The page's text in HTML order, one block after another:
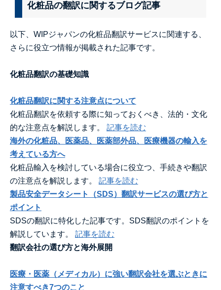
化粧品の翻訳に関するブログ記事
以下、WIPジャパンの化粧品翻訳サービスに関連する、
さらに役立つ情報が掲載された記事です。
化粧品翻訳の基礎知識
化粧品翻訳に関する注意点について
化粧品翻訳を依頼する際に知っておくべき、法的・文化
的な注意点を解説します。 記事を読む
海外の化粧品、医薬品、医薬部外品、医療機器の輸入を
考えている方へ
化粧品輸入を検討している場合に役立つ、手続きや翻訳
の注意点を解説します。 記事を読む
製品安全データシート（SDS）翻訳サービスの選び方と
ポイント
SDSの翻訳に特化した記事です。SDS翻訳のポイントを
解説しています。 記事を読む
翻訳会社の選び方と海外展開
医療・医薬（メディカル）に強い翻訳会社を選ぶときに
注意すべき7つのこと